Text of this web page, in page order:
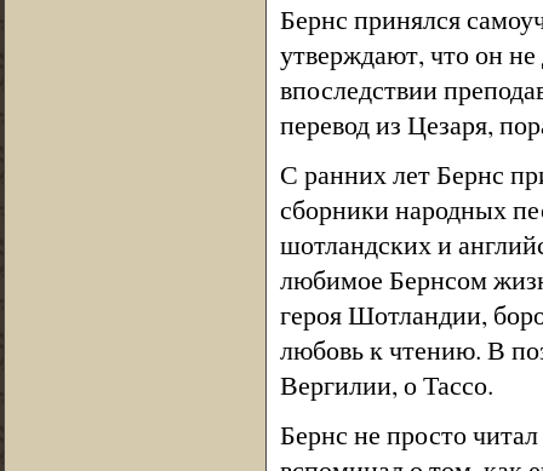
Бернс принялся
утверждают, что он
впоследствии
перевод из Цезаря,
С ранних лет Бернс
сборники народных
шотландских и
любимое Бернсом
героя Шотландии,
любовь к чтению. В
Вергилии, о Тассо.
Бернс не просто